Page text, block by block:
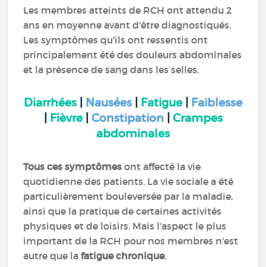
Les membres atteints de RCH ont attendu 2
ans en moyenne avant d'être diagnostiqués.
Les symptômes qu'ils ont ressentis ont
principalement été des douleurs abdominales
et la présence de sang dans les selles.
Diarrhées Nausées Fatigue
Faiblesse
Fièvre Constipation
Crampes
abdominales
Tous ces symptômes ont affecté la vie
quotidienne des patients. La vie sociale a été
particulièrement bouleversée par la maladie,
ainsi que la pratique de certaines activités
physiques et de loisirs. Mais l'aspect le plus
important de la RCH pour nos membres n'est
autre que lafatigue chronique.